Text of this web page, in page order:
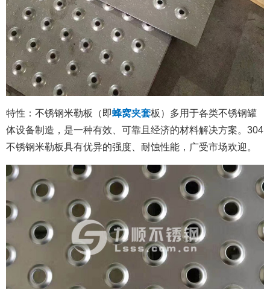
特性：不锈钢米勒板（即蜂窝夹套板）多用于各类不锈钢罐
体设备制造，是一种有效、可靠且经济的材料解决方案。304
不锈钢米勒板具有优异的强度、耐蚀性能，广受市场欢迎。